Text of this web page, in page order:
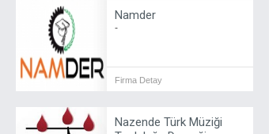
Namder
-
Firma Detay
Nazende Türk Müziği